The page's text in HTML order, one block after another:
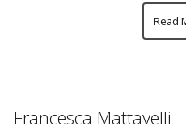
Read
Francesca Mattavelli